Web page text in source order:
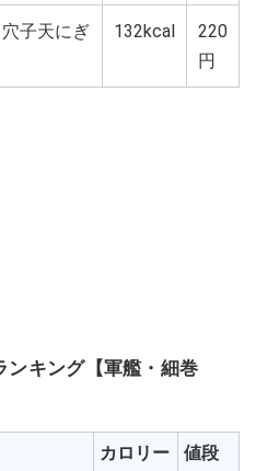
穴子天にぎ
132kcal
220
円
ンキング【軍艦・細巻
カロリー
値段